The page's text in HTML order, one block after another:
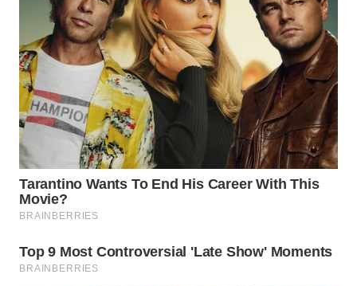
WN
DAIRI
DANAU
TOBA
WN
LANGKAT
WN